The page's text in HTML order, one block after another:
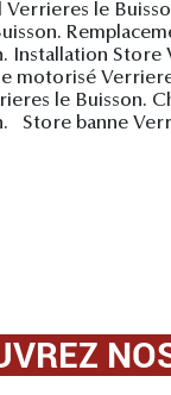
Verrieres le
Installation Store
motorisé
le Buisson.
Store banne